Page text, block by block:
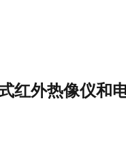
红外热像仪和